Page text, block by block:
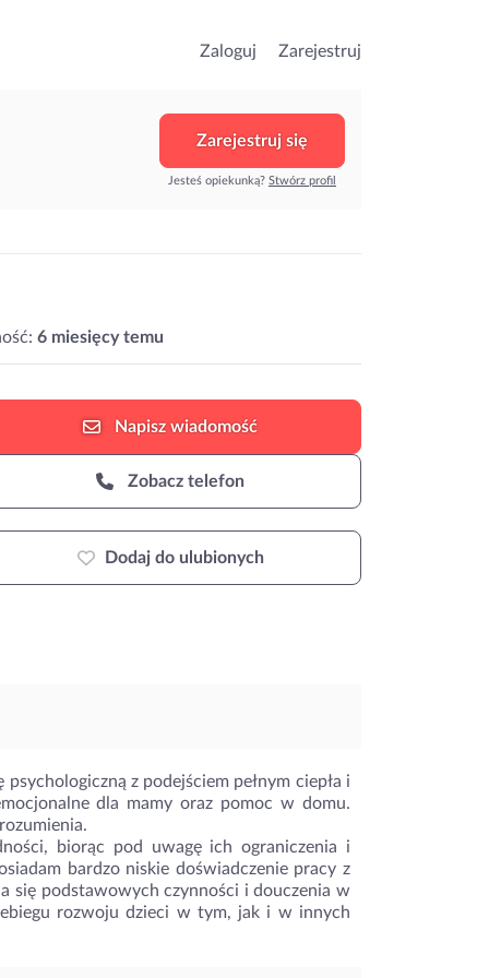
Zaloguj Zarejestruj
Zarejestruj się
Jesteś opiekunką? Stwórz profil
6 miesięcy temu
Napisz wiadomość
Zobacz telefon
Dodaj do ulubionych
z podejściem pełnym ciepła i
dla mamy oraz pomoc w domu.
biorąc pod uwagę ich ograniczenia i
bardzo niskie doświadczenie pracy z
się podstawowych czynności i douczenia w
rozwoju dzieci w tym, jak i w innych